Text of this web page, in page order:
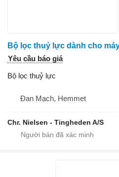
Yêu cầu báo giá
Bộ lọc thuỷ lực
Đan Mạch, Hemmet
Chr. Nielsen - Tingheden A/S